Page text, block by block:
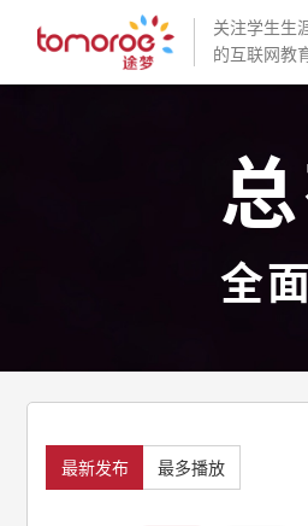
关注学生生
的互联网教
全
最新发布 最多播放